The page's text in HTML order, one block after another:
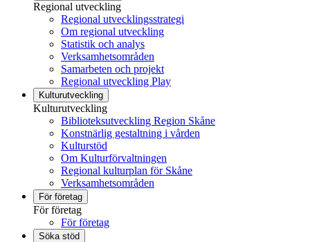
Regional utveckling
Regional utvecklingsstrategi
Om regional utveckling
Statistik och analys
Verksamhetsområden
Samarbeten och projekt
Regional utveckling Play
Kulturutveckling
Kulturutveckling
Biblioteksutveckling Region Skåne
Konstnärlig gestaltning i vården
Kulturstöd
Om Kulturförvaltningen
Regional kulturplan för Skåne
Verksamhetsområden
För företag
För företag
För företag
Söka stöd